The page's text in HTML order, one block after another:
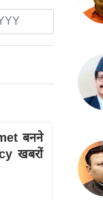
बनने
खबरों